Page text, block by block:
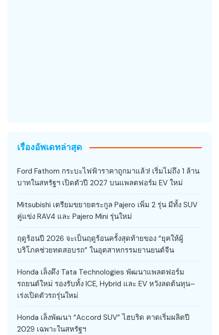
เรื่องอัพเดทล่าสุด
Ford Fathom กระบะไฟฟ้าราคาถูกมาแล้ว! เริ่มไม่ถึง 1 ล้าน
บาทในสหรัฐฯ เปิดตัวปี 2027 บนแพลตฟอร์ม EV ใหม่
Mitsubishi เตรียมขยายตระกูล Pajero เพิ่ม 2 รุ่น มีทั้ง SUV
คู่แข่ง RAV4 และ Pajero Mini รุ่นใหม่
ฤดูร้อนปี 2026 จะเป็นฤดูร้อนครั้งสุดท้ายของ “ยุคให้ผู้
บริโภคช่วยทดสอบรถ” ในอุตสาหกรรมยานยนต์จีน
Honda เล็งดึง Tata Technologies พัฒนาแพลตฟอร์ม
รถยนต์ใหม่ รองรับทั้ง ICE, Hybrid และ EV หวังลดต้นทุน–
เร่งเปิดตัวรถรุ่นใหม่
Honda เล็งพัฒนา “Accord SUV” ไฮบริด คาดเริ่มผลิตปี
2029 เฉพาะในสหรัฐฯ